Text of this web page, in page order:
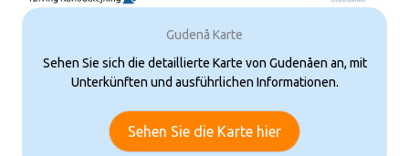
Gudenå Karte
Sehen Sie sich die detaillierte Karte von Gudenåen an, mit
Unterkünften und ausführlichen Informationen.
Sehen Sie die Karte hier